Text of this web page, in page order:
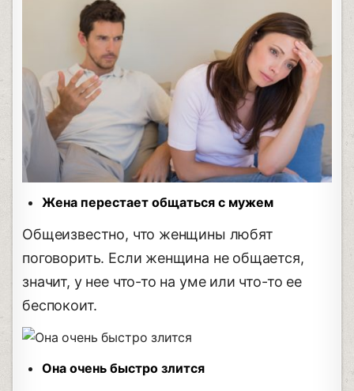
Жена перестает общаться с мужем
Общеизвестно, что женщины любят
поговорить. Если женщина не общается,
значит, у нее что-то на уме или что-то ее
беспокоит.
Она очень быстро злится